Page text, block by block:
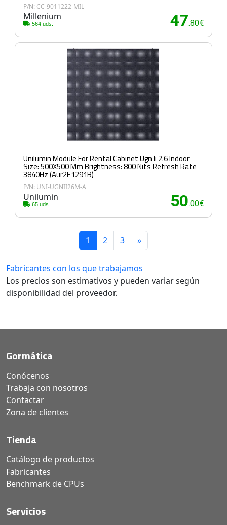
P/N: CC-9011222-MIL
Millenium
564 uds. 47.80€
Unilumin Module For Rental Cabinet Ugn Ii 2.6 Indoor
Size: 500X500 Mm Brightness: 800 Nits Refresh Rate
3840Hz (Aur2E1291B)
P/N: UNI-UGNII26M-A
Unilumin
65 uds. 50.00€
1 2 3 »
Fabricantes con los que trabajamos
Los precios son estimativos y pueden variar según
disponibilidad del proveedor.
Gormática
Conócenos
Trabaja con nosotros
Contactar
Zona de clientes
Tienda
Catálogo de productos
Fabricantes
Benchmark de CPUs
Servicios